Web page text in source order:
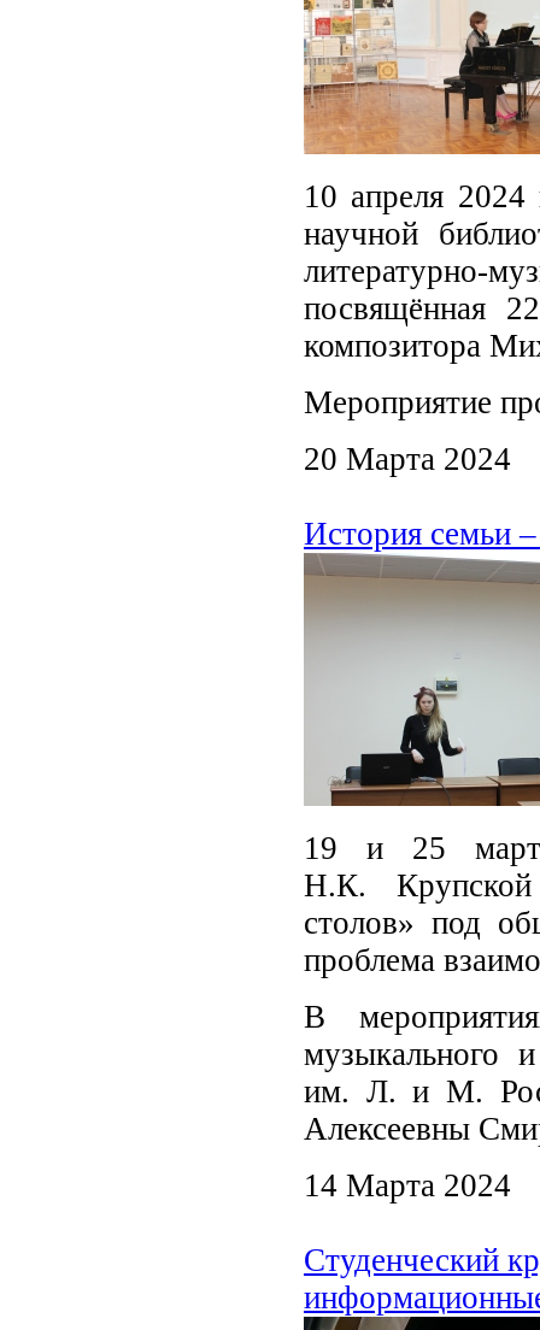
10 апреля 2024
научной
литературно-
посвящённая
композитора
Мероприятие
20 Марта 2024
История семьи
19 и 25
Н.К. Крупской
столов» под
проблема
В
музыкального
им. Л. и М.
Алексеевны
14 Марта 2024
Студенческий